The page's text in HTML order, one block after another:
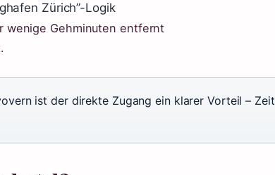
Zürich”-Logik
wenige Gehminuten entfernt
ist der direkte Zugang ein klarer Vorteil – Zeit